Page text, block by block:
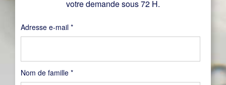
Nom de famille *
votre demande sous 72 H.
Adresse e-mail *Obligatoire